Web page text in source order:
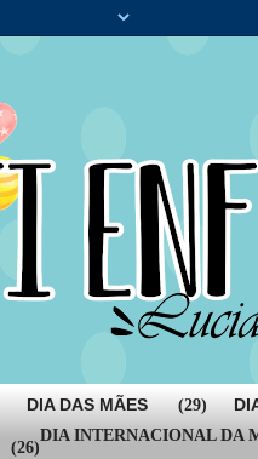
DIA DAS MÃES (29)
(26)
DIA INTERNACIONAL DA